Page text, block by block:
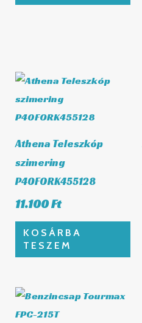
Athena Teleszkóp
szimering
P40FORK455128
11.100Ft
KOSÁRBA
TESZEM